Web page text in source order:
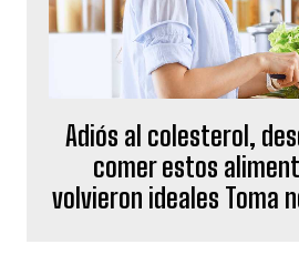
Adiós al colesterol,
comer estos
volvieron ideales Toma